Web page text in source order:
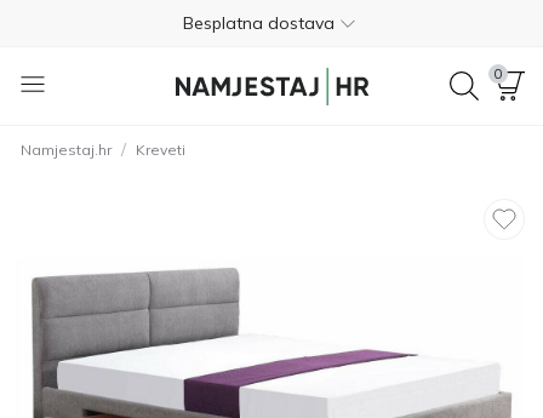
Besplatna dostava
Nije potrebno plaćanje unaprijed
Nije potrebno plaćanje unaprijed
Besplatan povrat unutar 365 dana
01 8000 383
0
Namjestaj.hr / Kreveti